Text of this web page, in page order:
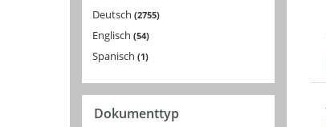
Deutsch 2755
Englisch 54
Spanisch 1
Dokumenttyp